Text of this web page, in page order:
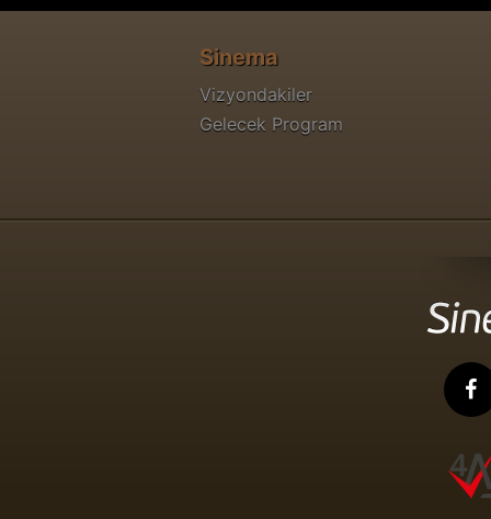
Sinema
Vizyondakiler
Gelecek Program